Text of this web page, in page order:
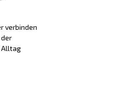
verbinden
Alltag